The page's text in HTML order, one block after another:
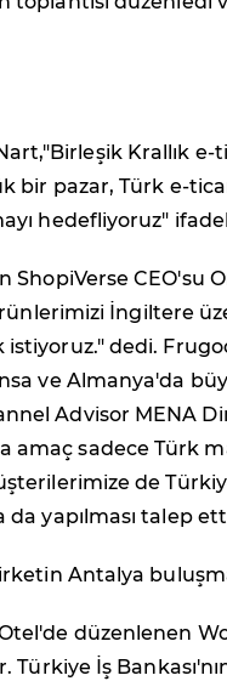
Krallık
bir pazar, Türk e-
hedefliyoruz"
ShopiVerse CEO'su
İngiltere
istiyoruz." dedi.
ve Almanya'da
Advisor MENA
sadece Türk
de
yapılması talep
Antalya
düzenlenen
Türkiye İş